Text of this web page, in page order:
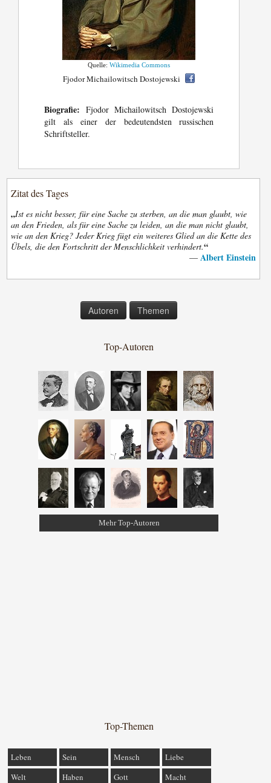
Quelle:Wikimedia Commons
Fjodor Michailowitsch Dostojewski
Biografie: Fjodor Michailowitsch Dostojewski
gilt als einer der bedeutendsten russischen
Schriftsteller.
Zitat des Tages
„Ist es nicht besser, für eine Sache zu sterben, an die man glaubt, wie
an den Frieden, als für eine Sache zu leiden, an die man nicht glaubt,
wie an den Krieg? Jeder Krieg fügt ein weiteres Glied an die Kette des
Übels, die den Fortschritt der Menschlichkeit verhindert.“
— Albert Einstein
Autoren Themen
Top-Autoren
Mehr Top-Autoren
Top-Themen
Leben Sein Mensch
Liebe
Welt
Haben Gott Macht